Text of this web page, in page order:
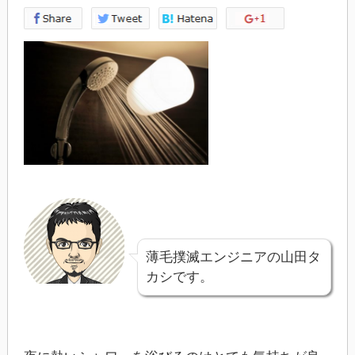
薄毛撲滅エンジニアの山田タ
カシです。